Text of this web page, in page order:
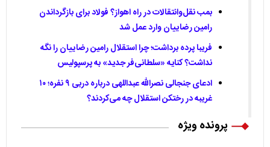
بمب نقل‌وانتقالات در راه اهواز؟ فولاد برای بازگرداندن
رامین رضاییان وارد عمل شد
فریبا پرده برداشت؛ چرا استقلال رامین رضاییان را نگه
نداشت؟ کنایه «سلطانی‌فر جدید» به پرسپولیس
ادعای جنجالی نصرالله عبداللهی درباره دربی ۹ نفره؛ ۱۰
غریبه در رختکن استقلال چه می‌کردند؟
پرونده ویژه